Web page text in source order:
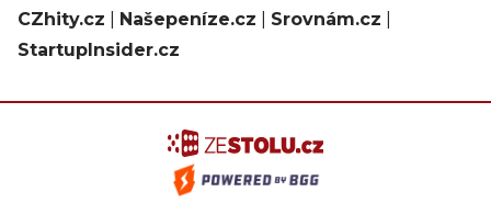
CZhity.cz
Našepeníze.cz Srovnám.cz
StartupInsider.cz